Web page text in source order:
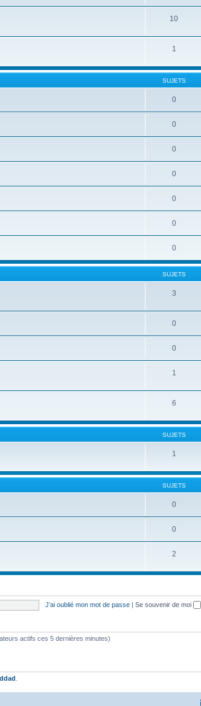
10
1
SUJETS
0
0
0
0
0
0
0
SUJETS
3
0
0
1
6
SUJETS
1
SUJETS
0
0
2
J’ai oublié mon mot de passe | Se souvenir de moi
actifs ces 5 dernières minutes)